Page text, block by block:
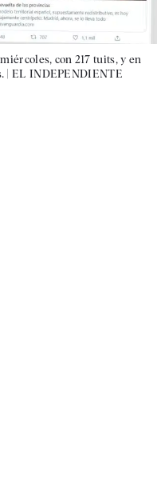
con 217 tuits, y en
|EL INDEPENDIENTE